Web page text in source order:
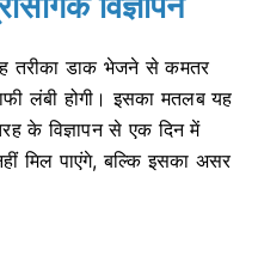
तरीका डाक भेजने से कमतर
लंबी होगी। इसका मतलब यह
के विज्ञापन से एक दिन में
मिल पाएंगे, बल्कि इसका असर